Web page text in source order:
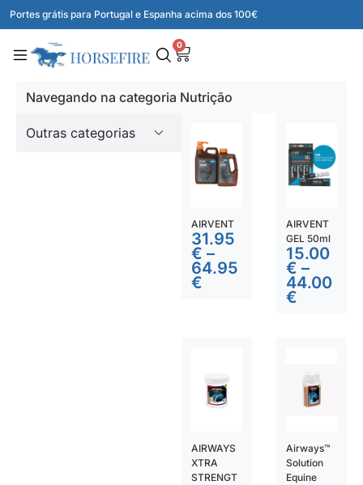
Portes grátis para Portugal e Espanha acima dos 100€
0
Navegando na categoria Nutrição
Outras categorias
AIRVENT
31.95
€ –
64.95
€
AIRVENT
GEL 50ml
15.00
€ –
44.00
€
AIRWAYS
XTRA
STRENGT
Airways™
Solution
Equine